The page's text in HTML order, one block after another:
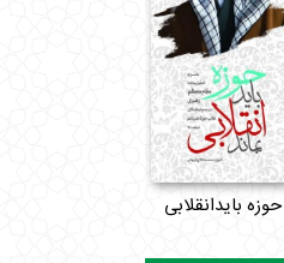
حوزه بایدانقلابی